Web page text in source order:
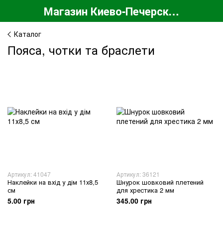
Магазин Киево-Печерской Лавры
Каталог
Пояса, чотки та браслети
Артикул: 41047
Наклейки на вхід у дім 11х8,5
см
5.00 грн
Артикул: 36121
Шнурок шовковий плетений
для хрестика 2 мм
345.00 грн